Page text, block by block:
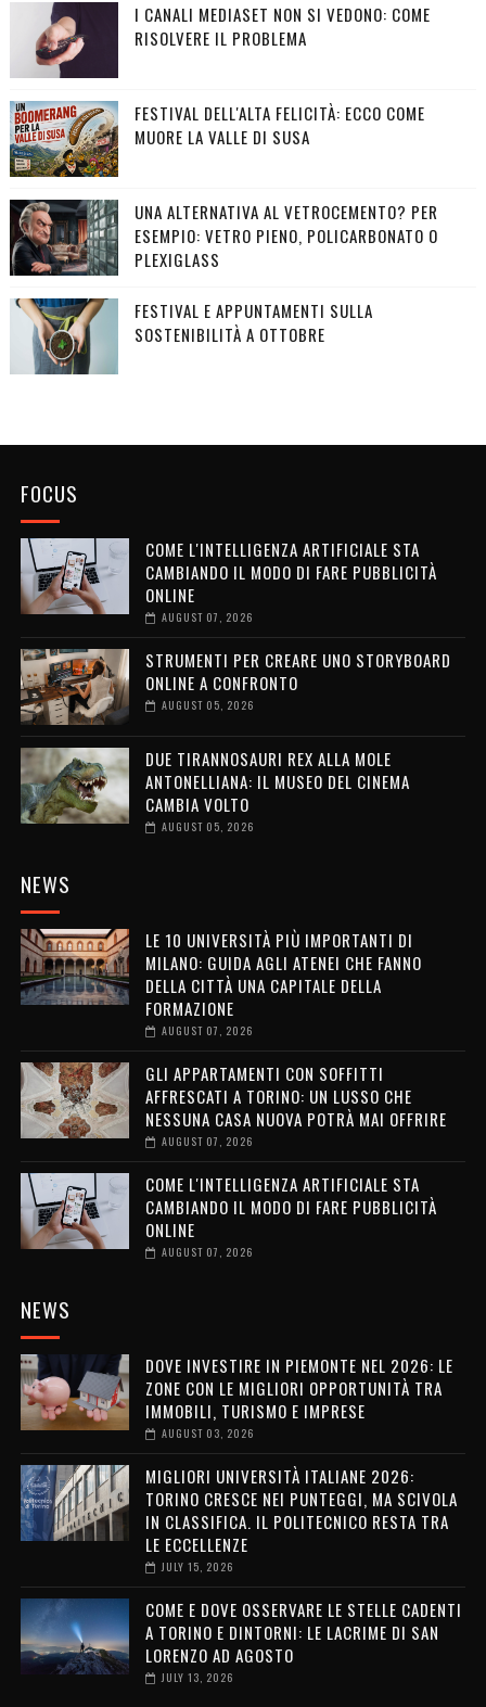
I CANALI MEDIASET NON SI VEDONO: COME
RISOLVERE IL PROBLEMA
FESTIVAL DELL'ALTA FELICITÀ: ECCO COME
MUORE LA VALLE DI SUSA
UNA ALTERNATIVA AL VETROCEMENTO? PER
ESEMPIO: VETRO PIENO, POLICARBONATO O
PLEXIGLASS
FESTIVAL E APPUNTAMENTI SULLA
SOSTENIBILITÀ A OTTOBRE
FOCUS
COME L'INTELLIGENZA ARTIFICIALE STA
CAMBIANDO IL MODO DI FARE PUBBLICITÀ
ONLINE
AUGUST 07, 2026
STRUMENTI PER CREARE UNO STORYBOARD
ONLINE A CONFRONTO
AUGUST 05, 2026
DUE TIRANNOSAURI REX ALLA MOLE
ANTONELLIANA: IL MUSEO DEL CINEMA
CAMBIA VOLTO
AUGUST 05, 2026
NEWS
LE 10 UNIVERSITÀ PIÙ IMPORTANTI DI
MILANO: GUIDA AGLI ATENEI CHE FANNO
DELLA CITTÀ UNA CAPITALE DELLA
FORMAZIONE
AUGUST 07, 2026
GLI APPARTAMENTI CON SOFFITTI
AFFRESCATI A TORINO: UN LUSSO CHE
NESSUNA CASA NUOVA POTRÀ MAI OFFRIRE
AUGUST 07, 2026
COME L'INTELLIGENZA ARTIFICIALE STA
CAMBIANDO IL MODO DI FARE PUBBLICITÀ
ONLINE
AUGUST 07, 2026
NEWS
DOVE INVESTIRE IN PIEMONTE NEL 2026: LE
ZONE CON LE MIGLIORI OPPORTUNITÀ TRA
IMMOBILI, TURISMO E IMPRESE
AUGUST 03, 2026
MIGLIORI UNIVERSITÀ ITALIANE 2026:
TORINO CRESCE NEI PUNTEGGI, MA SCIVOLA
IN CLASSIFICA. IL POLITECNICO RESTA TRA
LE ECCELLENZE
JULY 15, 2026
COME E DOVE OSSERVARE LE STELLE CADENTI
A TORINO E DINTORNI: LE LACRIME DI SAN
LORENZO AD AGOSTO
JULY 13, 2026